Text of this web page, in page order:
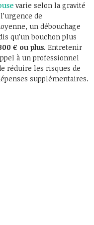
varie selon la gravité
de
un débouchage
qu’un bouchon plus
€ ou plus. Entretenir
à un professionnel
réduire les risques de
supplémentaires.